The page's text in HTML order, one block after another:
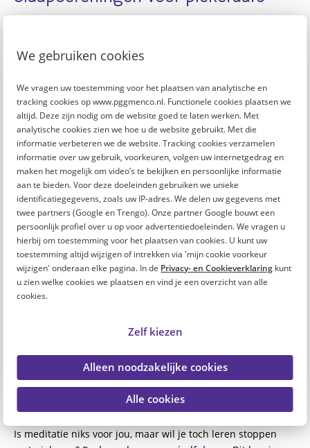
We gebruiken cookies
We vragen uw toestemming voor het plaatsen van analytische en
tracking cookies op www.pggmenco.nl. Functionele cookies plaatsen we
altijd. Deze zijn nodig om de website goed te laten werken. Met
analytische cookies zien we hoe u de website gebruikt. Met die
informatie verbeteren we de website. Tracking cookies verzamelen
informatie over uw gebruik, voorkeuren, volgen uw internetgedrag en
maken het mogelijk om video’s te bekijken en persoonlijke informatie
aan te bieden. Voor deze doeleinden gebruiken we unieke
identificatiegegevens, zoals uw IP-adres. We delen uw gegevens met
twee partners (Google en Trengo). Onze partner Google bouwt een
persoonlijk profiel over u op voor advertentiedoeleinden. We vragen u
hierbij om toestemming voor het plaatsen van cookies. U kunt uw
toestemming altijd wijzigen of intrekken via 'mijn cookie voorkeur
wijzigen' onderaan elke pagina. In de Privacy- en Cookieverklaring kunt
u zien welke cookies we plaatsen en vind je een overzicht van alle
cookies.
Zelf kiezen
Alleen noodzakelijke cookies
Alle cookies
verschillende oefeningendie je kunnen helpen om sneller
methode. Hierbij adem je 4 tellen in door je neus.
Vervolgens houd je je adem 7 tellen vast en adem je in 8
tellen uit door je mond. Bij het uitademen maak je een
sisklank waardoor je jezelf in slaap sust. Klinkt best
rustgevend, toch?
Meditatie voor beginners
Een andere manier om rustig aan de nacht te beginnenis
door te mediteren. Heb je dit nog nooit gedaan? Dan kan het
best onwennig zijn. Want waar begin je? Goed om te weten
is dat iedereen kan mediteren. Hiervoor hoef je geen
bepaalde karaktereigenschappen te hebben. En net zoals
met alles in het leven baart oefening kunst. Een geleide
Hierbij word je ondersteund door een stem. Het enige wat jij
Mindfulness voor beginners
Is meditatie niks voor jou, maar wil je toch leren stoppen